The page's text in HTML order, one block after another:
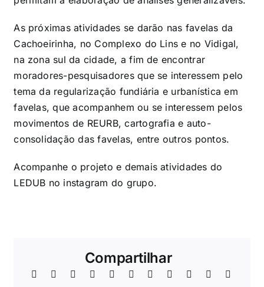
As próximas atividades se darão nas favelas da
Cachoeirinha, no Complexo do Lins e no Vidigal,
na zona sul da cidade, a fim de encontrar
moradores-pesquisadores que se interessem pelo
tema da regularização fundiária e urbanística em
favelas, que acompanhem ou se interessem pelos
movimentos de REURB, cartografia e auto-
consolidação das favelas, entre outros pontos.
Acompanhe o projeto e demais atividades do
LEDUB no instagram do grupo.
Compartilhar